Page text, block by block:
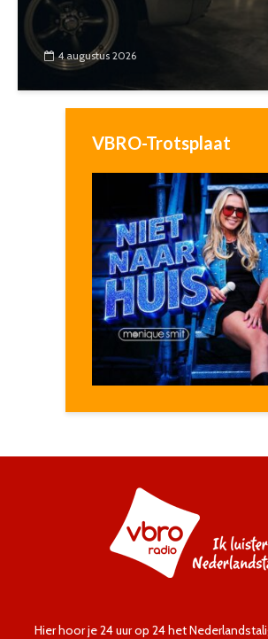
4 augustus 2026
VBRO-Trotsplaat
Hier hoor je 24 uur op 24 het